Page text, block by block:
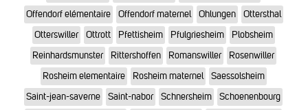
Offendorf elémentaire
Offendorf maternel Ohlungen
Ottersthal
Otterswiller
Ottrott Pfettisheim Pfulgriesheim
Plobsheim
Reinhardsmunster
Rittershoffen Romanswiller
Rosenwiller
Rosheim elementaire
Rosheim maternel
Saessolsheim
Saint-jean-saverne
Saint-nabor Schnersheim Schoenenbourg